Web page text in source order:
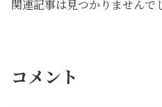
関連記事は見つかりませんで
コメント